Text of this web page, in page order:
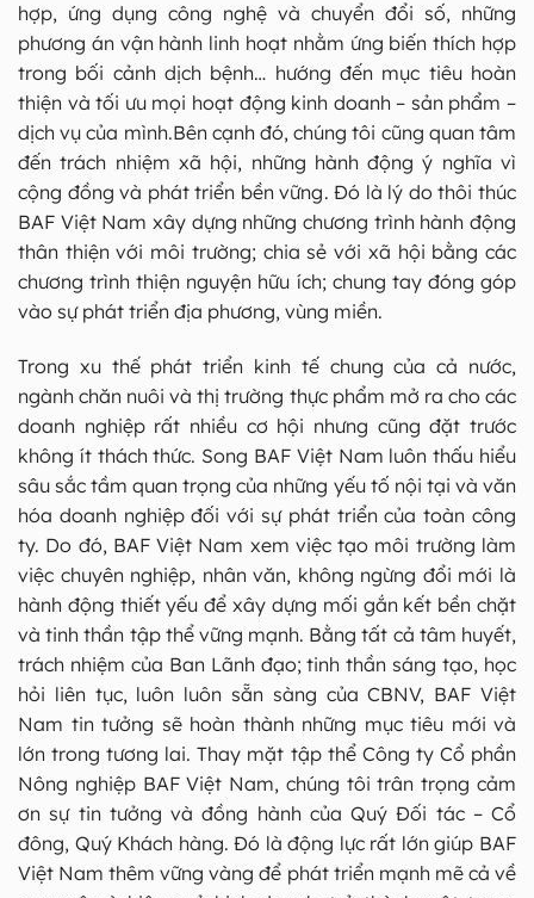
hợp, ứng dụng công nghệ và chuyển đổi số, những
phương án vận hành linh hoạt nhằm ứng biến thích hợp
trong bối cảnh dịch bệnh… hướng đến mục tiêu hoàn
thiện và tối ưu mọi hoạt động kinh doanh – sản phẩm –
dịch vụ của mình.Bên cạnh đó, chúng tôi cũng quan tâm
đến trách nhiệm xã hội, những hành động ý nghĩa vì
cộng đồng và phát triển bền vững. Đó là lý do thôi thúc
BAF Việt Nam xây dựng những chương trình hành động
thân thiện với môi trường; chia sẻ với xã hội bằng các
chương trình thiện nguyện hữu ích; chung tay đóng góp
vào sự phát triển địa phương, vùng miền.
Trong xu thế phát triển kinh tế chung của cả nước,
ngành chăn nuôi và thị trường thực phẩm mở ra cho các
doanh nghiệp rất nhiều cơ hội nhưng cũng đặt trước
không ít thách thức. Song BAF Việt Nam luôn thấu hiểu
sâu sắc tầm quan trọng của những yếu tố nội tại và văn
hóa doanh nghiệp đối với sự phát triển của toàn công
ty. Do đó, BAF Việt Nam xem việc tạo môi trường làm
việc chuyên nghiệp, nhân văn, không ngừng đổi mới là
hành động thiết yếu để xây dựng mối gắn kết bền chặt
và tinh thần tập thể vững mạnh. Bằng tất cả tâm huyết,
trách nhiệm của Ban Lãnh đạo; tinh thần sáng tạo, học
hỏi liên tục, luôn luôn sẵn sàng của CBNV, BAF Việt
Nam tin tưởng sẽ hoàn thành những mục tiêu mới và
lớn trong tương lai. Thay mặt tập thể Công ty Cổ phần
Nông nghiệp BAF Việt Nam, chúng tôi trân trọng cảm
ơn sự tin tưởng và đồng hành của Quý Đối tác – Cổ
đông, Quý Khách hàng. Đó là động lực rất lớn giúp BAF
Việt Nam thêm vững vàng để phát triển mạnh mẽ cả về